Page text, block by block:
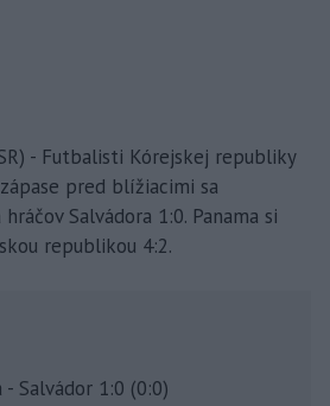
- Futbalisti Kórejskej republiky
pred blížiacimi sa
Salvádora 1:0. Panama si
republikou 4:2.
Salvádor 1:0 (0:0)